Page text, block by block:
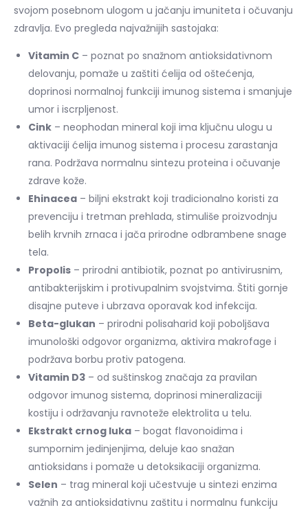
svojom posebnom ulogom u jačanju imuniteta i očuvanju
zdravlja. Evo pregleda najvažnijih sastojaka:
Vitamin C – poznat po snažnom antioksidativnom
delovanju, pomaže u zaštiti ćelija od oštećenja,
doprinosi normalnoj funkciji imunog sistema i smanjuje
umor i iscrpljenost.
Cink – neophodan mineral koji ima ključnu ulogu u
aktivaciji ćelija imunog sistema i procesu zarastanja
rana. Podržava normalnu sintezu proteina i očuvanje
zdrave kože.
Ehinacea – biljni ekstrakt koji tradicionalno koristi za
prevenciju i tretman prehlada, stimuliše proizvodnju
belih krvnih zrnaca i jača prirodne odbrambene snage
tela.
Propolis – prirodni antibiotik, poznat po antivirusnim,
antibakterijskim i protivupalnim svojstvima. Štiti gornje
disajne puteve i ubrzava oporavak kod infekcija.
Beta-glukan – prirodni polisaharid koji poboljšava
imunološki odgovor organizma, aktivira makrofage i
podržava borbu protiv patogena.
Vitamin D3 – od suštinskog značaja za pravilan
odgovor imunog sistema, doprinosi mineralizaciji
kostiju i održavanju ravnoteže elektrolita u telu.
Ekstrakt crnog luka – bogat flavonoidima i
sumpornim jedinjenjima, deluje kao snažan
antioksidans i pomaže u detoksikaciji organizma.
Selen – trag mineral koji učestvuje u sintezi enzima
važnih za antioksidativnu zaštitu i normalnu funkciju